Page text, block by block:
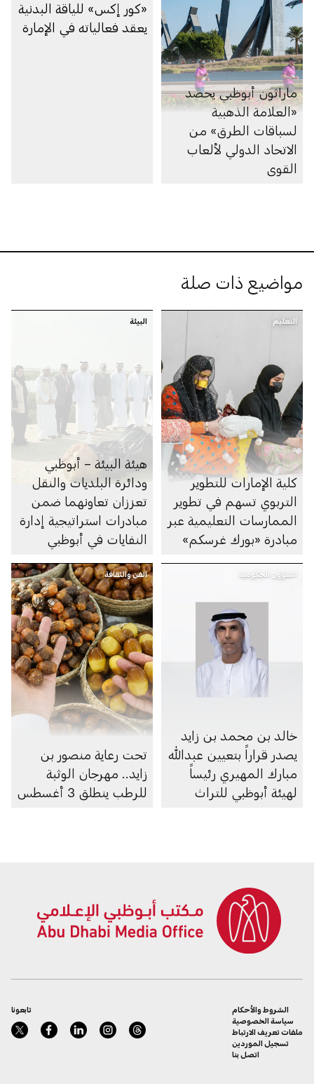
ماراثون أبوظبي يحصد
«العلامة الذهبية
لسباقات الطرق» من
الاتحاد الدولي لألعاب
القوى
«كور إكس» للياقة البدنية
يعقد فعالياته في الإمارة
مواضيع ذات صلة
التعليم
كلية الإمارات للتطوير
التربوي تسهم في تطوير
الممارسات التعليمية عبر
مبادرة «بورك غرسكم»
البيئة
هيئة البيئة – أبوظبي
ودائرة البلديات والنقل
تعززان تعاونهما ضمن
مبادرات استراتيجية إدارة
النفايات في أبوظبي
الشؤون الحكومية
خالد بن محمد بن زايد
يصدر قراراً بتعيين عبدالله
مبارك المهيري رئيساً
لهيئة أبوظبي للتراث
الفن والثقافة
تحت رعاية منصور بن
زايد.. مهرجان الوثبة
للرطب ينطلق 3 أغسطس
تابعونا
الشروط والأحكام
سياسة الخصوصية
ملفات تعريف الارتباط
تسجيل الموردين
اتصل بنا